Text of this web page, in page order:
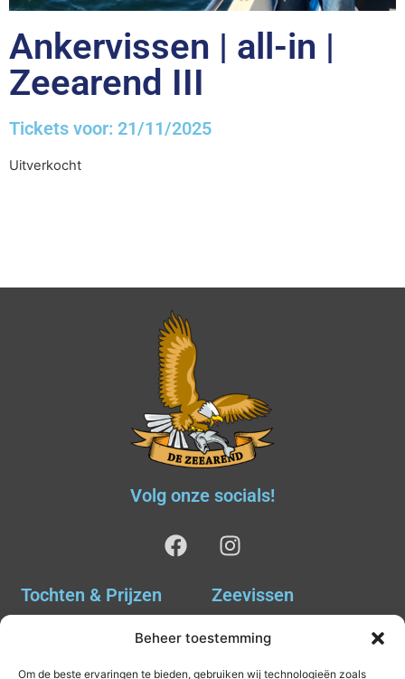
Beheer toestemming
Om de beste ervaringen te bieden, gebruiken wij technologieën zoals
Ankervissen | all-in |
Zeearend III
Tickets voor: 21/11/2025
Uitverkocht
Volg onze socials!
Tochten & Prijzen Zeevissen
Tochten & Prijzen